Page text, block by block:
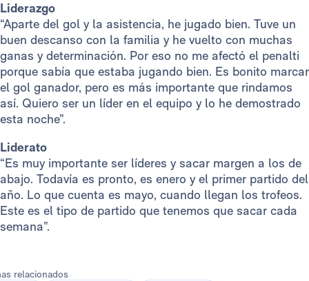
Liderazgo
“Aparte del gol y la asistencia, he jugado bien. Tuve un
buen descanso con la familia y he vuelto con muchas
ganas y determinación. Por eso no me afectó el penalti
porque sabía que estaba jugando bien. Es bonito marcar
el gol ganador, pero es más importante que rindamos
así. Quiero ser un líder en el equipo y lo he demostrado
esta noche”.
Liderato
“Es muy importante ser líderes y sacar margen a los de
abajo. Todavía es pronto, es enero y el primer partido del
año. Lo que cuenta es mayo, cuando llegan los trofeos.
Este es el tipo de partido que tenemos que sacar cada
semana”.
relacionados